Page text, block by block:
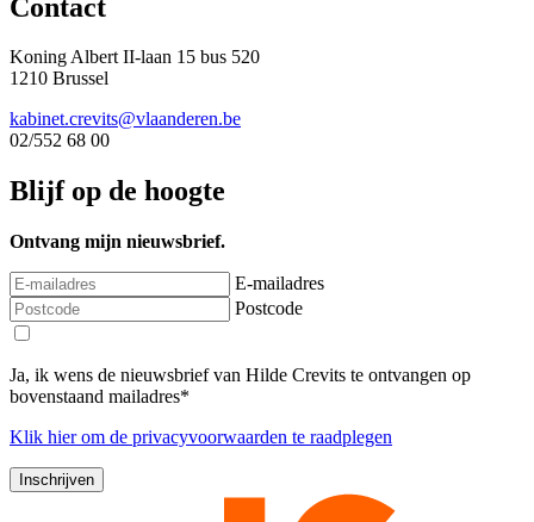
Contact
Koning Albert II-laan 15 bus 520
1210 Brussel
kabinet.crevits@vlaanderen.be
02/552 68 00
Blijf op de hoogte
Ontvang mijn nieuwsbrief.
E-mailadres
Postcode
Ja, ik wens de nieuwsbrief van Hilde Crevits te ontvangen op
bovenstaand mailadres*
Klik hierom de privacyvoorwaarden te raadplegen